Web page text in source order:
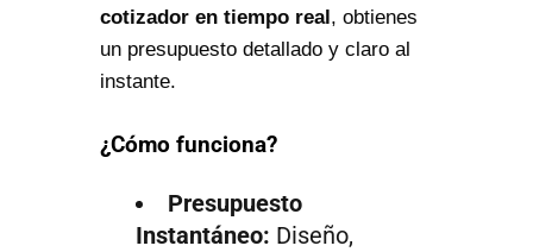
cotizador en tiempo real, obtienes
un presupuesto detallado y claro al
instante.
¿Cómo funciona?
Presupuesto
Instantáneo: Diseño,